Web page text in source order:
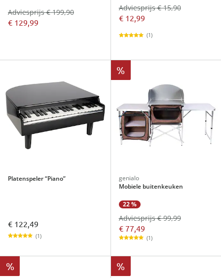
€ 129,99
Adviesprijs € 199,90
€ 12,99
Adviesprijs € 15,90
(1)
Platenspeler “Piano”
€ 122,49
(1)
%
genialo
Mobiele buitenkeuken
22 %
€ 77,49
Adviesprijs € 99,99
(1)
% %